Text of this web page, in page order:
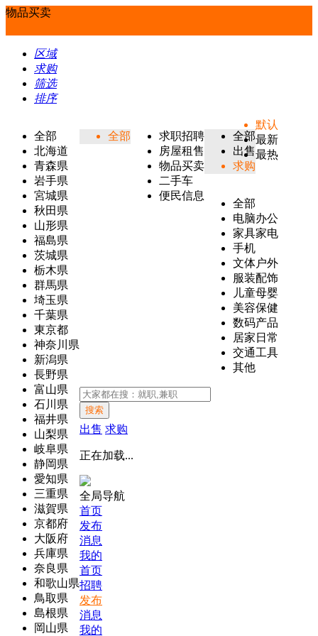
物品买卖
区域
求购
筛选
排序
全部
北海道
青森県
岩手県
宮城県
秋田県
山形県
福島県
茨城県
栃木県
群馬県
埼玉県
千葉県
東京都
神奈川県
新潟県
長野県
富山県
石川県
福井県
山梨県
岐阜県
静岡県
愛知県
三重県
滋賀県
京都府
大阪府
兵庫県
奈良県
和歌山県
鳥取県
島根県
岡山県
全部
求职招聘
房屋租售
物品买卖
二手车
便民信息
全部
出售
求购
全部
电脑办公
家具家电
手机
文体户外
服装配饰
儿童母婴
美容保健
数码产品
居家日常
交通工具
其他
默认
最新
最热
搜索
出售 求购
正在加载...
全局导航
首页
发布
消息
我的
首页
招聘
发布
消息
我的